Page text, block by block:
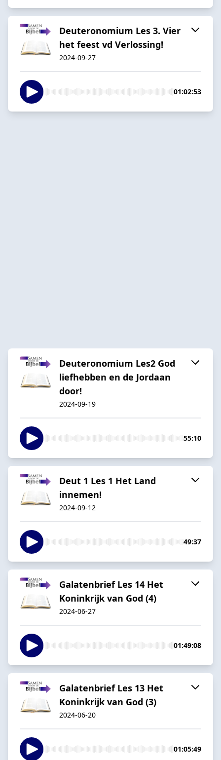
Deuteronomium Les 3. Vier
het feest vd Verlossing!
2024-09-27
01:02:53
Deuteronomium Les2 God
liefhebben en de Jordaan
door!
2024-09-19
55:10
Deut 1 Les 1 Het Land
innemen!
2024-09-12
49:37
Galatenbrief Les 14 Het
Koninkrijk van God (4)
2024-06-27
01:49:08
Galatenbrief Les 13 Het
Koninkrijk van God (3)
2024-06-20
01:05:49